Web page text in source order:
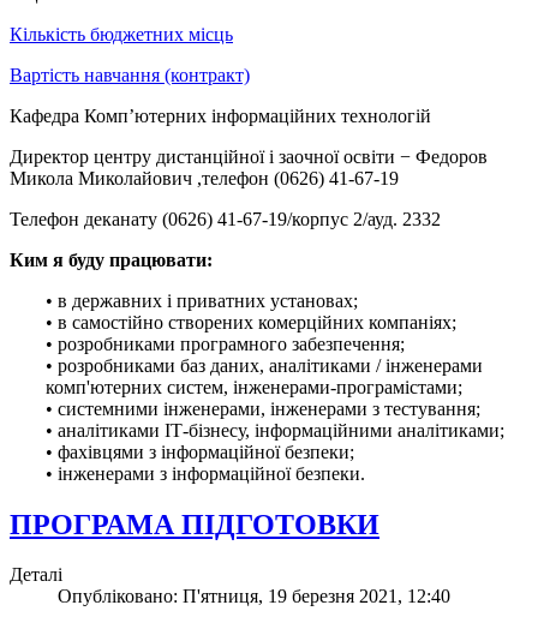
Кількість бюджетних місць
Вартість навчання (контракт)
Кафедра Комп’ютерних інформаційних технологій
Директор центру дистанційної і заочної освіти − Федоров
Микола Миколайович ,телефон (0626) 41-67-19
Телефон деканату (0626) 41-67-19/корпус 2/ауд. 2332
Ким я буду працювати:
• в державних і приватних установах;
• в самостійно створених комерційних компаніях;
• розробниками програмного забезпечення;
• розробниками баз даних, аналітиками / інженерами
комп'ютерних систем, інженерами-програмістами;
• системними інженерами, інженерами з тестування;
• аналітиками ІТ-бізнесу, інформаційними аналітиками;
• фахівцями з інформаційної безпеки;
• інженерами з інформаційної безпеки.
ПРОГРАМА ПІДГОТОВКИ
Деталі
Опубліковано: П'ятниця, 19 березня 2021, 12:40